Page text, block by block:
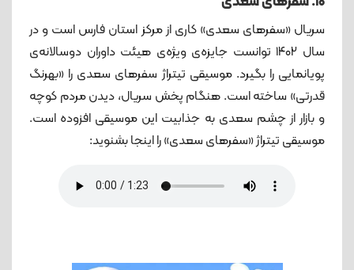
سریال «سفرهای سعدی» کاری از مرکز استان فارس است و در
سال ۱۴۰۲ توانست جایزه‌ی ویژه‌ی هیئت داوران دوسالانه‌ی
پویانمایی را بگیرد. موسیقی تیتراژ سفرهای سعدی را «بهرنگ
قدرتی» ساخته است. هنگام پخش سریال، دیدن مردم کوچه
و بازار از چشم سعدی به جذابیت این موسیقی افزوده است.
موسیقی تیتراژ «سفرهای سعدی» را اینجا بشنوید: